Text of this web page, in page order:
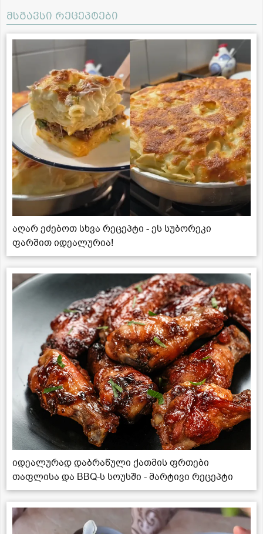
მსგავსი რეცეპტები
აღარ ეძებოთ სხვა რეცეპტი - ეს სუბორეკი
ფარშით იდეალურია!
იდეალურად დაბრაწული ქათმის ფრთები
თაფლისა და BBQ-ს სოუსში - მარტივი რეცეპტი